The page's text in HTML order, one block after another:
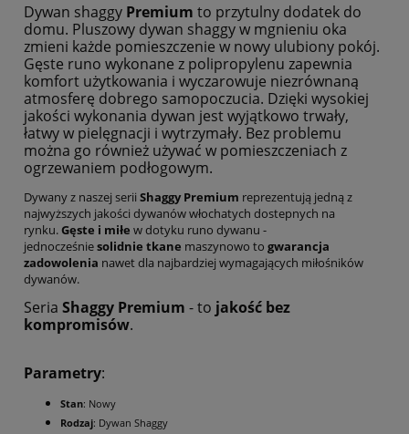
Dywan shaggy Premium to przytulny dodatek do
domu. Pluszowy dywan shaggy w mgnieniu oka
zmieni każde pomieszczenie w nowy ulubiony pokój.
Gęste runo wykonane z polipropylenu zapewnia
komfort użytkowania i wyczarowuje niezrównaną
atmosferę dobrego samopoczucia. Dzięki wysokiej
jakości wykonania dywan jest wyjątkowo trwały,
łatwy w pielęgnacji i wytrzymały. Bez problemu
można go również używać w pomieszczeniach z
ogrzewaniem podłogowym.
Dywany z naszej serii Shaggy Premium reprezentują jedną z
najwyższych jakości dywanów włochatych dostepnych na
rynku.Gęste i miłe w dotyku runo dywanu -
jednocześniesolidnie tkane maszynowo to gwarancja
zadowolenia nawet dla najbardziej wymagających miłośników
dywanów.
Seria Shaggy Premium - to jakość bez
kompromisów.
Parametry:
Stan: Nowy
Rodzaj: Dywan Shaggy